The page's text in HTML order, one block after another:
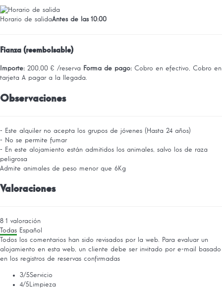
Horario de salidaAntes de las 10:00
Fianza (reembolsable)
Importe: 200,00 € /reserva Forma de pago: Cobro en efectivo, Cobro en
tarjeta A pagar a la llegada.
Observaciones
- Este alquiler no acepta los grupos de jóvenes (Hasta 24 años)
- No se permite fumar
- En este alojamiento están admitidos los animales, salvo los de raza
peligrosa
Admite animales de peso menor que 6Kg
Valoraciones
8 1 valoración
Todas Español
Todos los comentarios han sido revisados por la web. Para evaluar un
alojamiento en esta web, un cliente debe ser invitado por e-mail basado
en los registros de reservas confirmadas
3/5Servicio
4/5 Limpieza